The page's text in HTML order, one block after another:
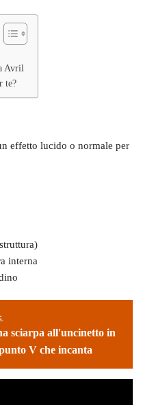
Avril
te?
effetto lucido o normale per
interna
sciarpa all'uncinetto in
V che incanta